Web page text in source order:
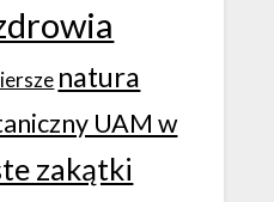
natura
UAM w
zakątki